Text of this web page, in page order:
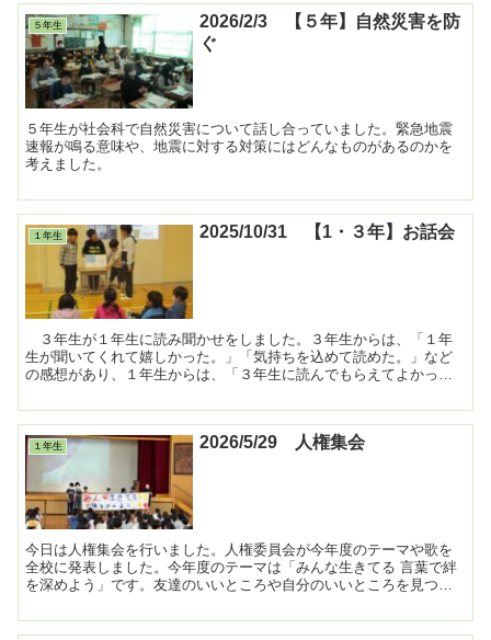
５年生
2026/2/3 【５年】自然災害を防
ぐ
５年生が社会科で自然災害について話し合っていました。緊急地震
速報が鳴る意味や、地震に対する対策にはどんなものがあるのかを
考えました。
１年生 2025/10/31 【1・３年】お話会
３年生が１年生に読み聞かせをしました。３年生からは、「１年
生が聞いてくれて嬉しかった。」「気持ちを込めて読めた。」など
の感想があり、１年生からは、「３年生に読んでもらえてよかっ
１年生 2026/5/29 人権集会
今日は人権集会を行いました。人権委員会が今年度のテーマや歌を
全校に発表しました。今年度のテーマは「みんな生きてる 言葉で絆
を深めよう」です。友達のいいところや自分のいいところを見つ